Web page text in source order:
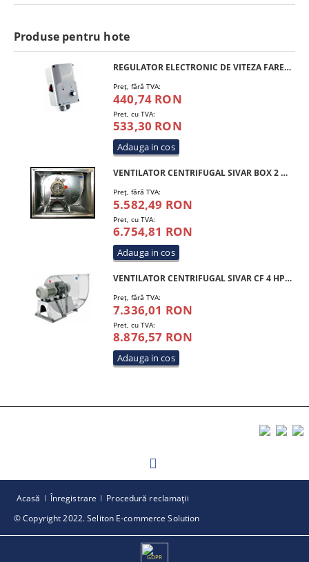
Produse pentru hote
REGULATOR ELECTRONIC DE VITEZA FARECO FSR 60
Preţ, fără TVA:
440,74 RON
Pret, cu TVA:
533,30 RON
VENTILATOR CENTRIFUGAL SIVAR BOX 2 HP 300 T4
Preţ, fără TVA:
5.582,49 RON
Pret, cu TVA:
6.754,81 RON
VENTILATOR CENTRIFUGAL SIVAR CF 4 HP 350 T4 INOX
Preţ, fără TVA:
7.336,01 RON
Pret, cu TVA:
8.876,57 RON
© Copyright 2022. Seliton E-commerce Solution
Acasă Înregistrare Procedură reclamaţii
GDPR